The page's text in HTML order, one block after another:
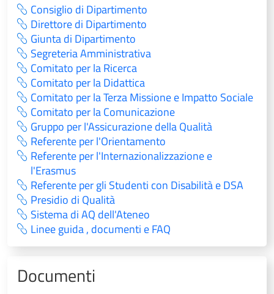
Consiglio di Dipartimento
Direttore di Dipartimento
Giunta di Dipartimento
Segreteria Amministrativa
Comitato per la Ricerca
Comitato per la Didattica
Comitato per la Terza Missione e Impatto Sociale
Comitato per la Comunicazione
Gruppo per l'Assicurazione della Qualità
Referente per l'Orientamento
Referente per l'Internazionalizzazione e
l'Erasmus
Referente per gli Studenti con Disabilità e DSA
Presidio di Qualità
Sistema di AQ dell'Ateneo
Linee guida , documenti e FAQ
Documenti